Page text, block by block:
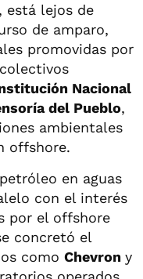
está lejos de
de amparo,
promovidas por
Nacional
del Pueblo,
ambientales
offshore.
en aguas
con el interés
por el offshore
concretó el
como Chevron y